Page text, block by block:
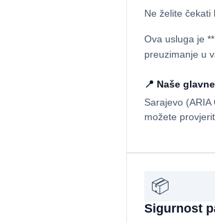
Ne želite čekati
Ova usluga je
preuzimanje u
📍 Naše
Sarajevo
možete
📦
Sigurnost